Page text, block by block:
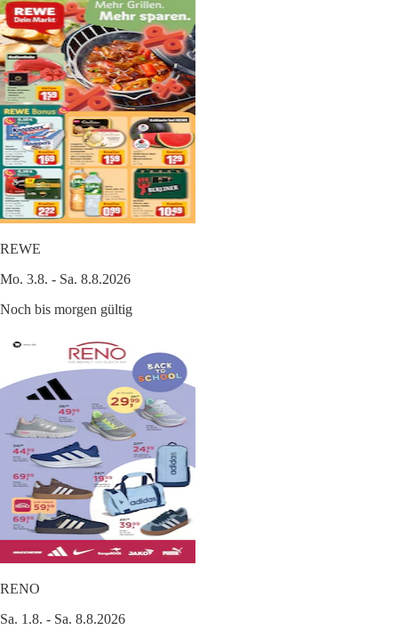
REWE
Mo. 3.8. - Sa. 8.8.2026
Noch bis morgen gültig
RENO
Sa. 1.8. - Sa. 8.8.2026